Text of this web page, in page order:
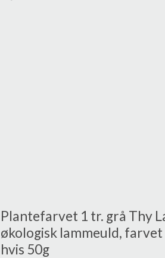
Plantefarvet 1 tr. grå Thy
økologisk lammeuld, farvet
hvis 50g